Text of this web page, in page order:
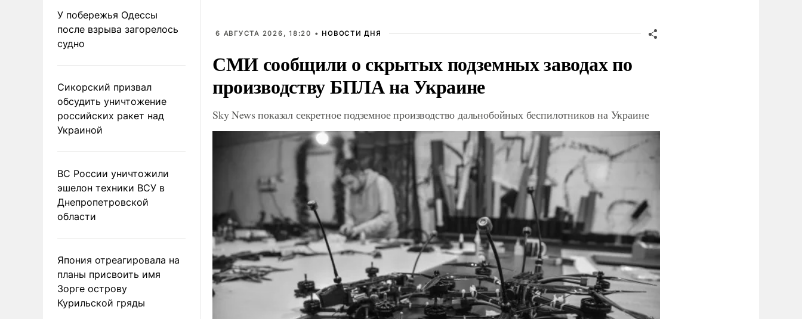
У побережья Одессы
после взрыва загорелось
судно
Сикорский призвал
обсудить уничтожение
российских ракет над
Украиной
ВС России уничтожили
эшелон техники ВСУ в
Днепропетровской
области
Япония отреагировала на
планы присвоить имя
Зорге острову
Курильской гряды
6 АВГУСТА 2026, 18:20 • НОВОСТИ ДНЯ
СМИ сообщили о скрытых подземных заводах по
производству БПЛА на Украине
Sky News показал секретное подземное производство дальнобойных беспилотников на Украине